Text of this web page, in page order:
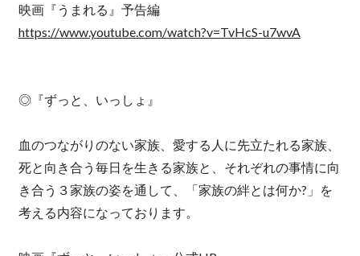
映画『うまれる』予告編
https://www.youtube.com/watch?v=TvHcS-u7wvA
◎『ずっと、いっしょ』
血のつながりのない家族、愛する人に先立たれる家族、
死と向き合う毎日を生きる家族と、それぞれの事情に向
き合う３家族の姿を通して、「家族の絆とは何か?」を
考える内容になっております。